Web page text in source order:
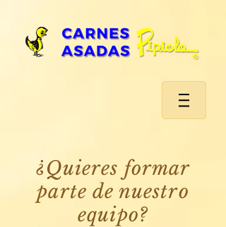
¿Quieres formar
parte de nuestro
equipo?